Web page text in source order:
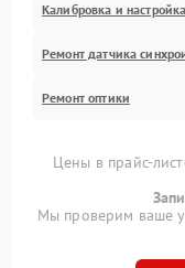
Калибровка и настройка
Ремонт датчика
Ремонт оптики
Цены в прайс-
Мы проверим ваше